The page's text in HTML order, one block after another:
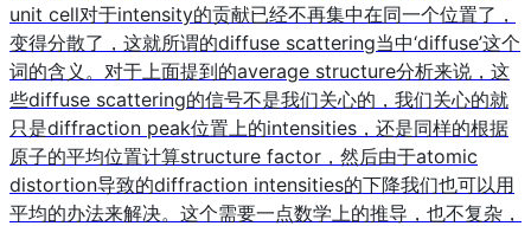
unit cell对于intensity的贡献已经不再集中在同一个位置了，
变得分散了，这就所谓的diffuse scattering当中‘diffuse’这个
词的含义。对于上面提到的average structure分析来说，这
些diffuse scattering的信号不是我们关心的，我们关心的就
只是diffraction peak位置上的intensities，还是同样的根据
原子的平均位置计算structure factor，然后由于atomic
distortion导致的diffraction intensities的下降我们也可以用
平均的办法来解决。这个需要一点数学上的推导，也不复杂，